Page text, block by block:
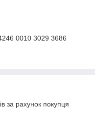
0010 3029 3686
за рахунок покупця